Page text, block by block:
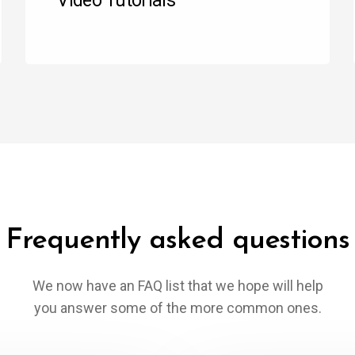
Frequently asked questions
We now have an FAQ list that we hope will help
you answer some of the more common ones.